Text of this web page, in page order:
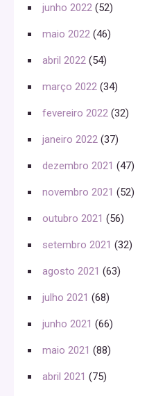
junho 2022 (52)
maio 2022 (46)
abril 2022 (54)
março 2022 (34)
fevereiro 2022 (32)
janeiro 2022 (37)
dezembro 2021 (47)
novembro 2021 (52)
outubro 2021 (56)
setembro 2021 (32)
agosto 2021 (63)
julho 2021 (68)
junho 2021 (66)
maio 2021 (88)
abril 2021 (75)